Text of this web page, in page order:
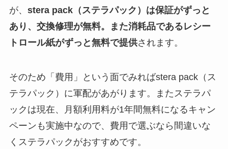
が、 stera pack（ステラパック）は保証がずっと
あり、交換修理が無料。また消耗品であるレシー
トロール紙がずっと無料で提供されます。
そのため「費用」という面でみればstera pack（ス
テラパック）に軍配があがります。またステラパ
ックは現在、月額利用料が1年間無料になるキャン
ペーンも実施中なので、費用で選ぶなら間違いな
くステラパックがおすすめです。